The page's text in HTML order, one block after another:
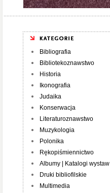
Bibliografia
Bibliotekoznawstwo
Historia
Ikonografia
Judaika
Konserwacja
Literaturoznawstwo
Muzykologia
Polonika
Rękopiśmiennictwo
Albumy | Katalogi wystaw
Druki bibliofilskie
Multimedia